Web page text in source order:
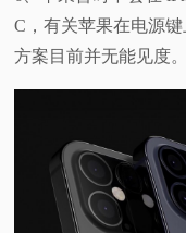
C，有关苹果在电源
方案目前并无能见度。